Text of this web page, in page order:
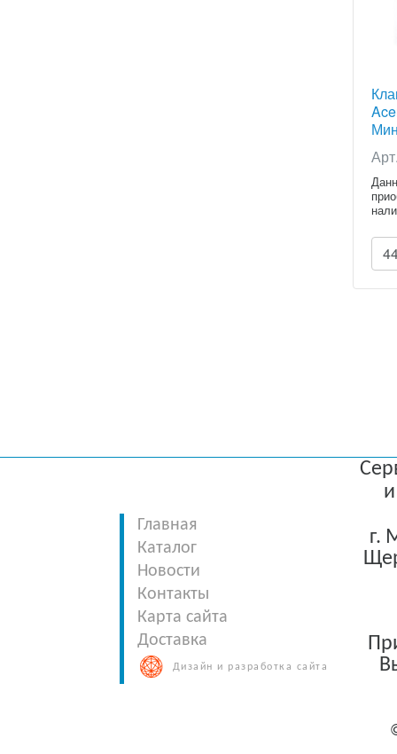
Главная
Каталог
Новости
Контакты
Карта сайта
Доставка
Дизайн и разработка сайта
г.